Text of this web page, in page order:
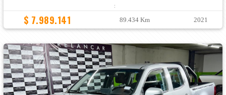
:
$ 7.989.141 89.434 Km 2021